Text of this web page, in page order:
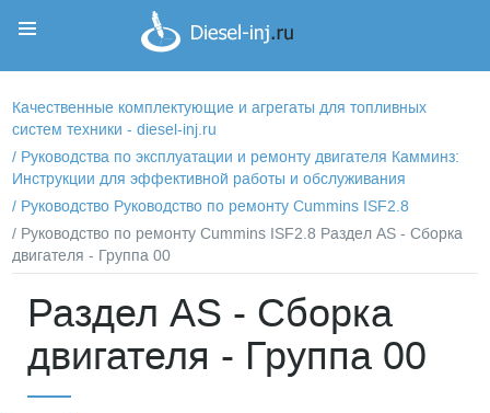
Качественные комплектующие и агрегаты для топливных
систем техники - diesel-inj.ru
/ Руководства по эксплуатации и ремонту двигателя Камминз:
Инструкции для эффективной работы и обслуживания
/ Руководство Руководство по ремонту Cummins ISF2.8
/ Руководство по ремонту Cummins ISF2.8 Раздел АS - Сборка
двигателя - Группа 00
Раздел АS - Сборка
двигателя - Группа 00